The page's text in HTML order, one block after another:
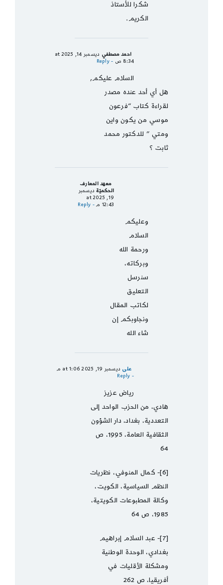
شكرا للأستاذ
الكريم.
احمد مصطفي
ديسمبر 14, 2025 at
8:34 ص
- Reply
السلام عليكم,
هل أي أحد عنده مصدر
لقراءة كتاب “فرعون
موسي من يكون واين
ومتي ” للدكتور محمد
ثابت ؟
معهد المعارف
الحكميّةديسمبر
19, 2025 at
12:43 م
- Reply
وعليكم
السلام
ورحمة الله
وبركاته،
سنرسل
التعليق
لكاتب المقال
ونجاوبكم إن
شاء الله
على ديسمبر 19, 2025 at 1:06 م
- Reply
رياض عزيز
هادي، من الحزب الواحد إلى
التعددية، بغداد، دار الشؤون
الثقافية العامة، 1995، ص
64
[6]- كمال المنوفي، نظريات
النظم السياسية، الكويت،
وكالة المطبوعات الكويتية،
1985، ص 64
[7]- عبد السلام إبراهيم
بغدادي، الوحدة الوطنية
ومشكلة الأقليات في
أفريقيا، ص 262